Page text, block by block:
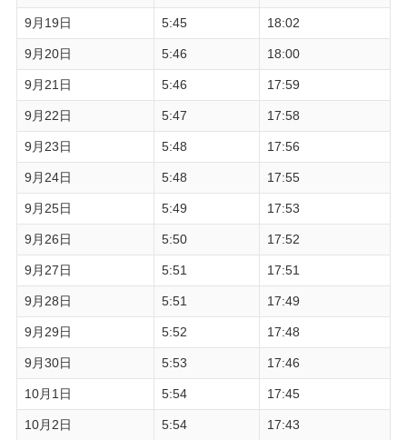
9月19日 5:45 18:02
9月20日 5:46 18:00
9月21日 5:46 17:59
9月22日 5:47 17:58
9月23日 5:48 17:56
9月24日 5:48 17:55
9月25日 5:49 17:53
9月26日 5:50 17:52
9月27日 5:51 17:51
9月28日 5:51 17:49
9月29日 5:52 17:48
9月30日 5:53 17:46
10月1日 5:54 17:45
10月2日 5:54 17:43